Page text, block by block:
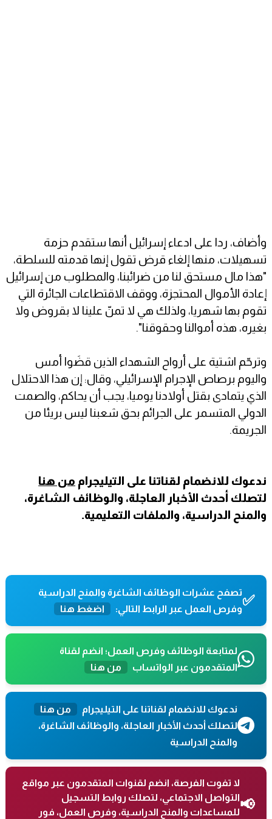
وأضاف، ردا على ادعاء إسرائيل أنها ستقدم حزمة
تسهيلات، منها إلغاء قرض تقول إنها قدمته للسلطة،
"هذا مال مستحق لنا من ضرائبنا، والمطلوب من إسرائيل
إعادة الأموال المحتجزة، ووقف الاقتطاعات الجائرة التي
تقوم بها شهريا، ولذلك هي لا تمنّ علينا لا بقروض ولا
بغيره، هذه أموالنا وحقوقنا".
وترحّم اشتية على أرواح الشهداء الذين قضَوا أمس
واليوم برصاص الإجرام الإسرائيلي، وقال: إن هذا الاحتلال
الذي يتمادى بقتل أولادنا يوميا، يجب أن يحاكم، والصمت
الدولي المتسمر على الجرائم بحق شعبنا ليس بريئا من
الجريمة.
ندعوك للانضمام لقناتنا على التيليجرام من هنا
لتصلك أحدث الأخبار العاجلة، والوظائف الشاغرة،
والمنح الدراسية، والملفات التعليمية.
✅تصفح عشرات الوظائف الشاغرة والمنح الدراسية
وفرص العمل عبر الرابط التالي:
اضغط هنا
لمتابعة الوظائف وفرص العمل؛ انضم لقناة
المتقدمون عبر الواتساب
من هنا
ندعوك للانضمام لقناتنا على التيليجرام
من هنا
لتصلك أحدث الأخبار العاجلة، والوظائف الشاغرة،
والمنح الدراسية
📢
لا تفوت الفرصة، انضم لقنوات المتقدمون عبر مواقع
التواصل الاجتماعي، لتصلك روابط التسجيل
للمساعدات والمنح الدراسية، وفرص العمل، فور